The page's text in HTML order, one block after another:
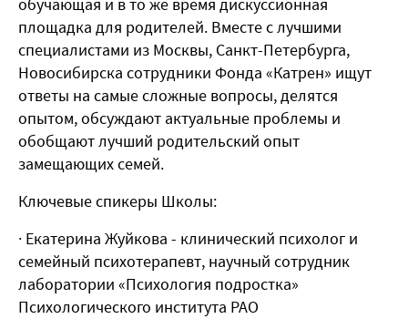
обучающая и в то же время дискуссионная
площадка для родителей. Вместе с лучшими
специалистами из Москвы, Санкт-Петербурга,
Новосибирска сотрудники Фонда «Катрен» ищут
ответы на самые сложные вопросы, делятся
опытом, обсуждают актуальные проблемы и
обобщают лучший родительский опыт
замещающих семей.
Ключевые спикеры Школы:
· Екатерина Жуйкова - клинический психолог и
семейный психотерапевт, научный сотрудник
лаборатории «Психология подростка»
Психологического института РАО